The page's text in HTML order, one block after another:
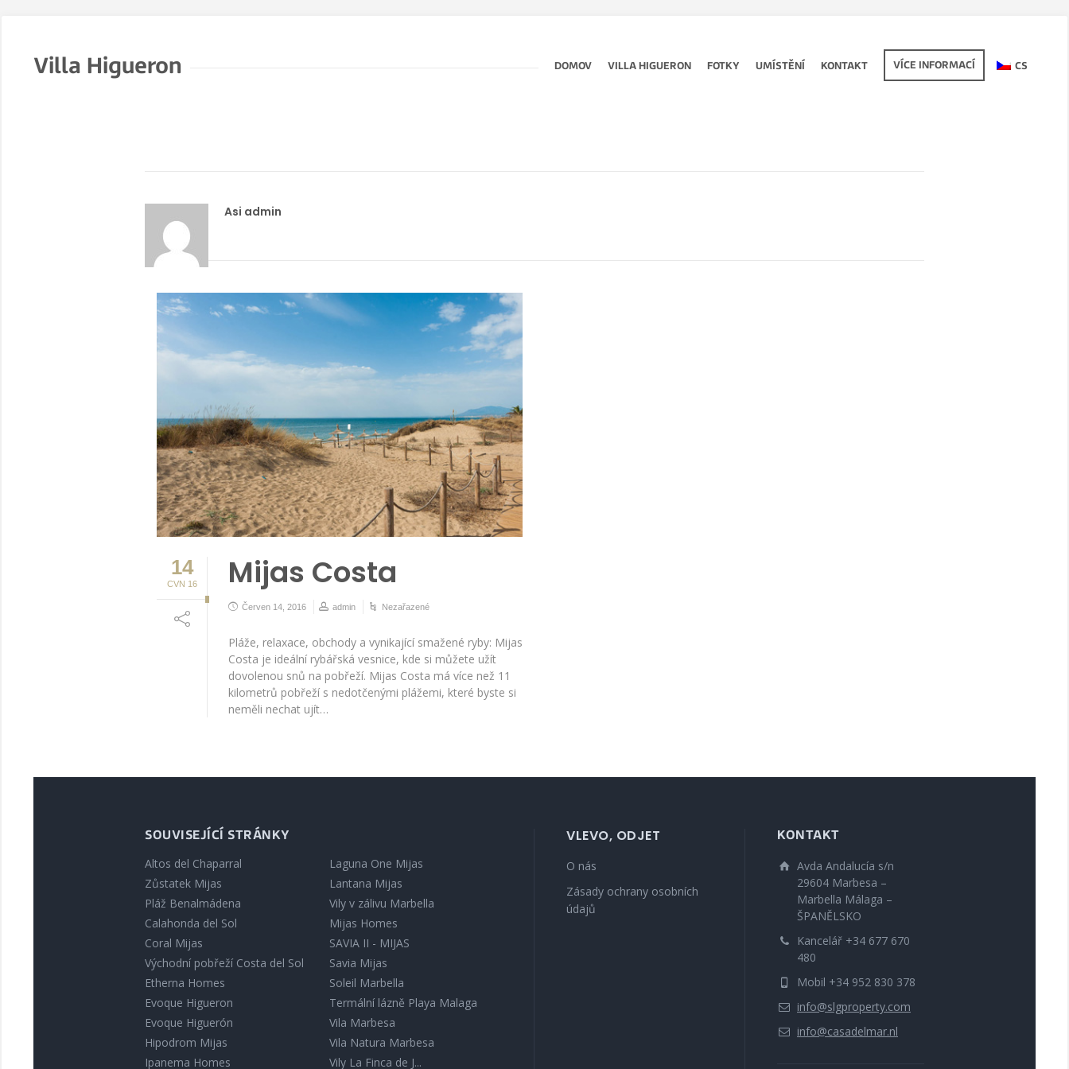
Villa Higueron DOMOV VILLA HIGUERON FOTKY UMÍSTĚNÍ KONTAKT VÍCE INFORMACÍ CS
Asi admin
14
CVN 16 Mijas Costa
Červen 14, 2016 admin Nezařazené
Pláže, relaxace, obchody a vynikající smažené ryby: Mijas
Costa je ideální rybářská vesnice, kde si můžete užít
dovolenou snů na pobřeží. Mijas Costa má více než 11
kilometrů pobřeží s nedotčenými plážemi, které byste si
neměli nechat ujít…
SOUVISEJÍCÍ STRÁNKY
Altos del Chaparral
Zůstatek Mijas
Pláž Benalmádena
Calahonda del Sol
Coral Mijas
Východní pobřeží Costa del Sol
Etherna Homes
Evoque Higueron
Evoque Higuerón
Hipodrom Mijas
Ipanema Homes
Laguna One Mijas
Lantana Mijas
Vily v zálivu Marbella
Mijas Homes
SAVIA II - MIJAS
Savia Mijas
Soleil Marbella
Termální lázně Playa Malaga
Vila Marbesa
Vila Natura Marbesa
Vily La Finca de J...
VLEVO, ODJET
O nás
Zásady ochrany osobních
údajů
KONTAKT
Avda Andalucía s/n
29604 Marbesa –
Marbella Málaga –
ŠPANĚLSKO
Kancelář +34 677 670
480
Mobil +34 952 830 378
info@slgproperty.com
info@casadelmar.nl